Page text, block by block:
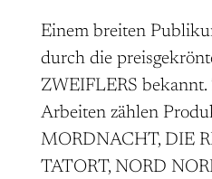
Einem breiten
durch die
ZWEIFLERS
Arbeiten zählen
MORDNACHT, DIE
TATORT, NORD